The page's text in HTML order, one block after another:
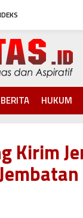
BERITA HUKUM
Kirim